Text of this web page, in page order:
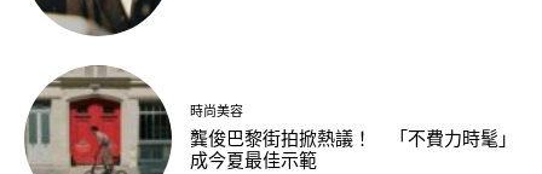
時尚美容
龔俊巴黎街拍掀熱議！ 「不費力時髦」
成今夏最佳示範